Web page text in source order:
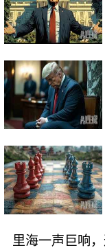
里海一声巨响